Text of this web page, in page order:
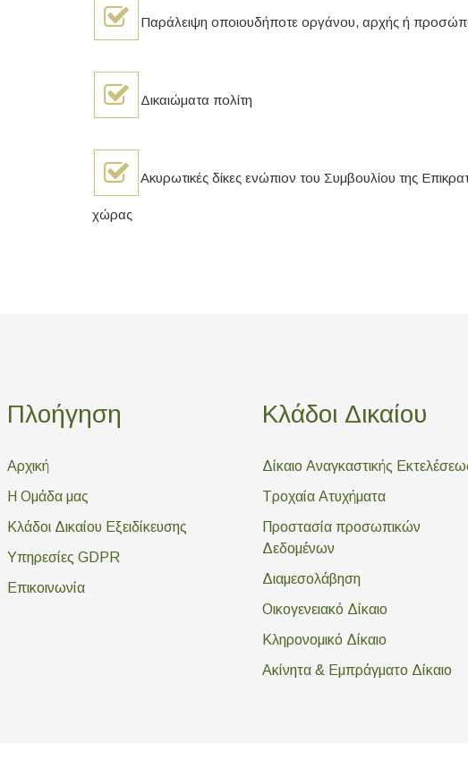
Παράλειψη οποιουδήποτε οργάνου, αρχής ή προσώπου
Δικαιώματα πολίτη
Ακυρωτικές δίκες ενώπιον του Συμβουλίου της
χώρας
Πλοήγηση
Αρχική
Η Ομάδα μας
Κλάδοι Δικαίου Εξειδίκευσης
Υπηρεσίες GDPR
Επικοινωνία
Κλάδοι Δικαίου
Δίκαιο Αναγκαστικής
Τροχαία Ατυχήματα
Προστασία προσωπικών
Δεδομένων
Διαμεσολάβηση
Οικογενειακό Δίκαιο
Κληρονομικό Δίκαιο
Ακίνητα & Εμπράγματο Δίκαιο